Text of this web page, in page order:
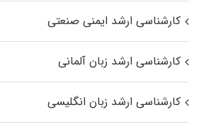
کارشناسی ارشد ایمنی صنعتی
کارشناسی ارشد زبان آلمانی
کارشناسی ارشد زبان انگلیسی